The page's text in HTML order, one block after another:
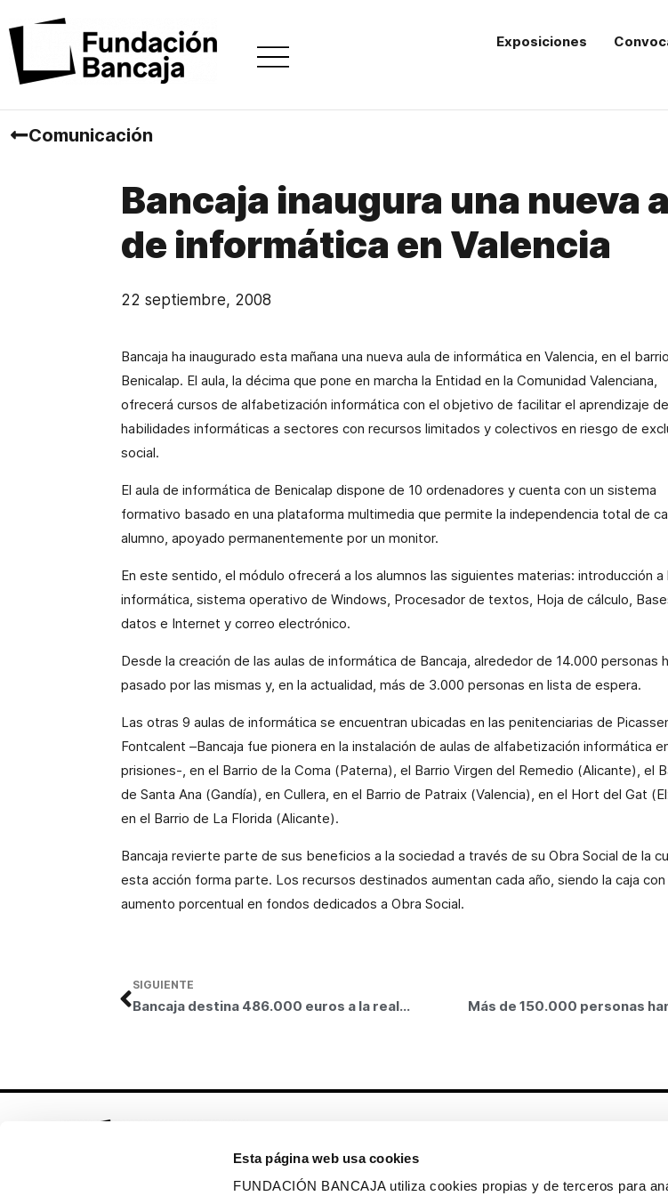
Esta página web usa cookies
FUNDACIÓN BANCAJA utiliza cookies propias y de terceros para
Exposiciones
Comunicación
Bancaja inaugura una nueva
de informática en Valencia
22 septiembre, 2008
Bancaja ha inaugurado esta mañana una nueva aula de informática en Valencia, en el
Benicalap. El aula, la décima que pone en marcha la Entidad en la Comunidad Valenciana,
ofrecerá cursos de alfabetización informática con el objetivo de facilitar el aprendizaje de
habilidades informáticas a sectores con recursos limitados y colectivos en riesgo de
social.
El aula de informática de Benicalap dispone de 10 ordenadores y cuenta con un sistema
formativo basado en una plataforma multimedia que permite la independencia total de
alumno, apoyado permanentemente por un monitor.
En este sentido, el módulo ofrecerá a los alumnos las siguientes materias: introducción a
informática, sistema operativo de Windows, Procesador de textos, Hoja de cálculo,
datos e Internet y correo electrónico.
Desde la creación de las aulas de informática de Bancaja, alrededor de 14.000 personas
pasado por las mismas y, en la actualidad, más de 3.000 personas en lista de espera.
Las otras 9 aulas de informática se encuentran ubicadas en las penitenciarias de
Fontcalent –Bancaja fue pionera en la instalación de aulas de alfabetización informática
prisiones-, en el Barrio de la Coma (Paterna), el Barrio Virgen del Remedio (Alicante), el
de Santa Ana (Gandía), en Cullera, en el Barrio de Patraix (Valencia), en el Hort del Gat
en el Barrio de La Florida (Alicante).
Bancaja revierte parte de sus beneficios a la sociedad a través de su Obra Social de la
esta acción forma parte. Los recursos destinados aumentan cada año, siendo la caja
aumento porcentual en fondos dedicados a Obra Social.
SIGUIENTE
Bancaja destina 486.000 euros a la realización de las Semanas Interculturales en 2009